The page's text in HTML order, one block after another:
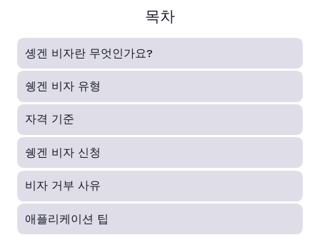
목차
솅겐 비자란 무엇인가요?
쉥겐 비자 유형
자격 기준
쉥겐 비자 신청
비자 거부 사유
애플리케이션 팁